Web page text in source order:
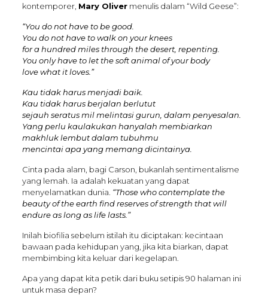
kontemporer, Mary Olivermenulis dalam “Wild Geese”:
“You do not have to be good.
You do not have to walk on your knees
for a hundred miles through the desert, repenting.
You only have to let the soft animal of your body
love what it loves.”
Kau tidak harus menjadi baik.
Kau tidak harus berjalan berlutut
sejauh seratus mil melintasi gurun, dalam penyesalan.
Yang perlu kaulakukan hanyalah membiarkan
makhluk lembut dalam tubuhmu
mencintai apa yang memang dicintainya.
Cinta pada alam, bagi Carson, bukanlah sentimentalisme
yang lemah. Ia adalah kekuatan yang dapat
menyelamatkan dunia. “Those who contemplate the
beauty of the earth find reserves of strength that will
endure as long as life lasts.”
Inilah biofilia sebelum istilah itu diciptakan: kecintaan
bawaan pada kehidupan yang, jika kita biarkan, dapat
membimbing kita keluar dari kegelapan.
Apa yang dapat kita petik dari buku setipis 90 halaman ini
untuk masa depan?